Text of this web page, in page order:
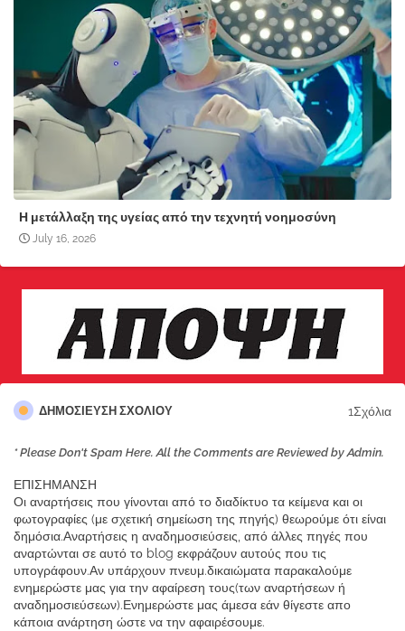
Η μετάλλαξη της υγείας από την τεχνητή νοημοσύνη
July 16, 2026
ΔΗΜΟΣΊΕΥΣΗ ΣΧΟΛΊΟΥ 1Σχόλια
* Please Don't Spam Here. All the Comments are Reviewed by Admin.
ΕΠΙΣΗΜΑΝΣΗ
Οι αναρτήσεις που γίνονται από το διαδίκτυο τα κείμενα και οι
φωτογραφίες (με σχετική σημείωση της πηγής) θεωρούμε ότι είναι
δημόσια.Αναρτήσεις η αναδημοσιεύσεις, από άλλες πηγές που
αναρτώνται σε αυτό το blog εκφράζουν αυτούς που τις
υπογράφουν.Αν υπάρχουν πνευμ.δικαιώματα παρακαλούμε
ενημερώστε μας για την αφαίρεση τους(των αναρτήσεων ή
αναδημοσιεύσεων).Ενημερώστε μας άμεσα εάν θίγεστε απο
κάποια ανάρτηση ώστε να την αφαιρέσουμε.